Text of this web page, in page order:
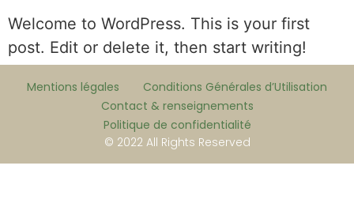
Welcome to WordPress. This is your first
post. Edit or delete it, then start writing!
Mentions légales
Conditions Générales d’Utilisation
Contact & renseignements
Politique de confidentialité
© 2022 All Rights Reserved